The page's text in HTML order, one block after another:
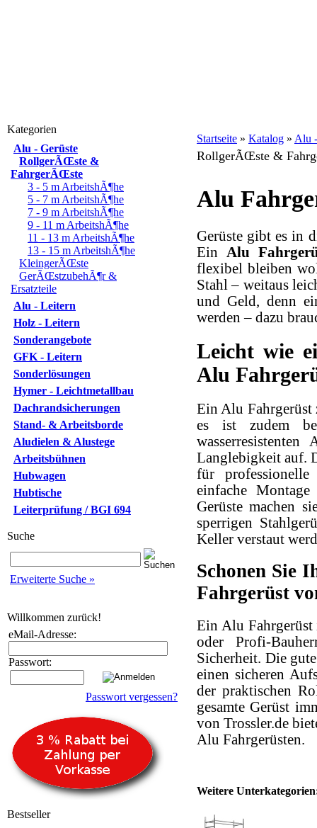
Kategorien
Alu - Gerüste
RollgerÃŒste &
FahrgerÃŒste
3 - 5 m ArbeitshÃ¶he
5 - 7 m ArbeitshÃ¶he
7 - 9 m ArbeitshÃ¶he
9 - 11 m ArbeitshÃ¶he
11 - 13 m ArbeitshÃ¶he
13 - 15 m ArbeitshÃ¶he
KleingerÃŒste
GerÃŒstzubehÃ¶r &
Ersatzteile
Alu - Leitern
Holz - Leitern
Sonderangebote
GFK - Leitern
Sonderlösungen
Hymer - Leichtmetallbau
Dachrandsicherungen
Stand- & Arbeitsborde
Aludielen & Alustege
Arbeitsbühnen
Hubwagen
Hubtische
Leiterprüfung / BGI 694
Suche
Erweiterte Suche »
Willkommen zurück!
eMail-Adresse:
Passwort:
Passwort vergessen?
Bestseller
Startseite » Katalog » Alu
RollgerÃŒste &
Alu
Gerüste gibt es in
Ein Alu
flexibel bleiben
Stahl – weitaus
und Geld, denn
werden – dazu
Leicht wie
Alu
Ein Alu Fahrgerüst
es ist zudem
Langlebigkeit auf.
für
einfache
Gerüste machen
sperrigen
Keller verstaut
Schonen Sie
Fahrgerüst
Ein Alu
oder Profi-
Sicherheit. Die
einen sicheren
der praktischen
gesamte Gerüst
von Trossler.de
Alu Fahrgerüsten.
Weitere